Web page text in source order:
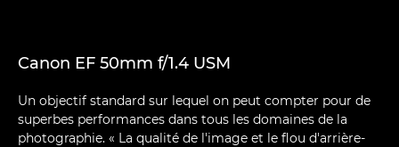
Canon EF 50mm f/1.4 USM
Un objectif standard sur lequel on peut compter pour de
superbes performances dans tous les domaines de la
photographie. « La qualité de l'image et le flou d'arrière-